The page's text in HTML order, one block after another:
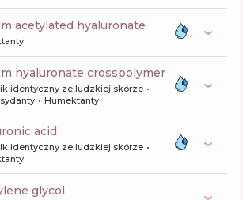
acetylated hyaluronate
hyaluronate crosspolymer
identyczny ze ludzkiej skórze
Humektanty
acid
identyczny ze ludzkiej skórze
glycol